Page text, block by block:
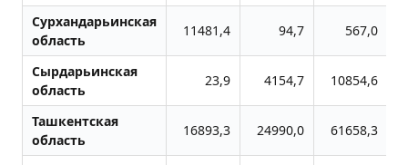
Сурхандарьинская
область
11481,4 94,7 567,0
Сырдарьинская
область
23,9 4154,7 10854,6
Ташкентская
область
16893,3 24990,0 61658,3